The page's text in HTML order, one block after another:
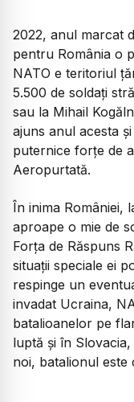
2022, anul marcat
pentru România o
NATO e teritoriul
5.500 de soldați
sau la Mihail
ajuns anul acesta
puternice forțe de
Aeropurtată.
În inima României,
aproape o mie de
Forța de Răspuns
situații speciale ei
respinge un
invadat Ucraina,
batalioanelor pe
luptă și în
noi, batalionul este